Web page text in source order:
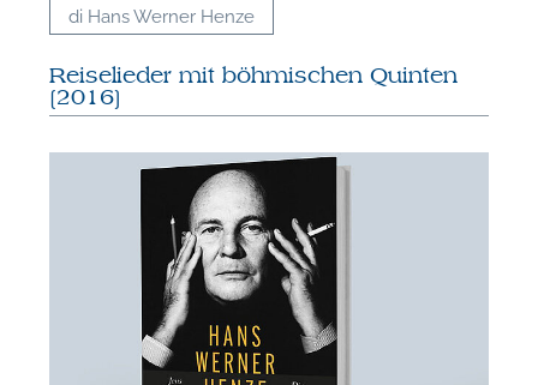
di Hans Werner Henze
Reiselieder mit böhmischen Quinten
[2016]